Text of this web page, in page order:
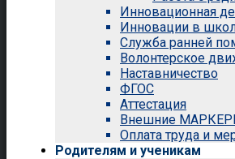
Инновационная
Инновации в
Служба ранней
Волонтерское
Наставничество
ФГОС
Аттестация
Внешние
Оплата труда и
Родителям и ученикам